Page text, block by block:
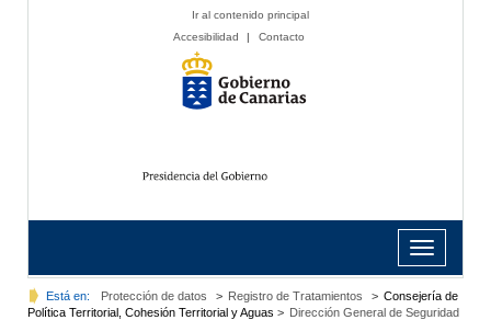
Ir al contenido principal
Accesibilidad
| Contacto
Toggle
navigation
Está en: Protección de datos > Registro de Tratamientos > Consejería de
Política Territorial, Cohesión Territorial y Aguas > Dirección General de Seguridad